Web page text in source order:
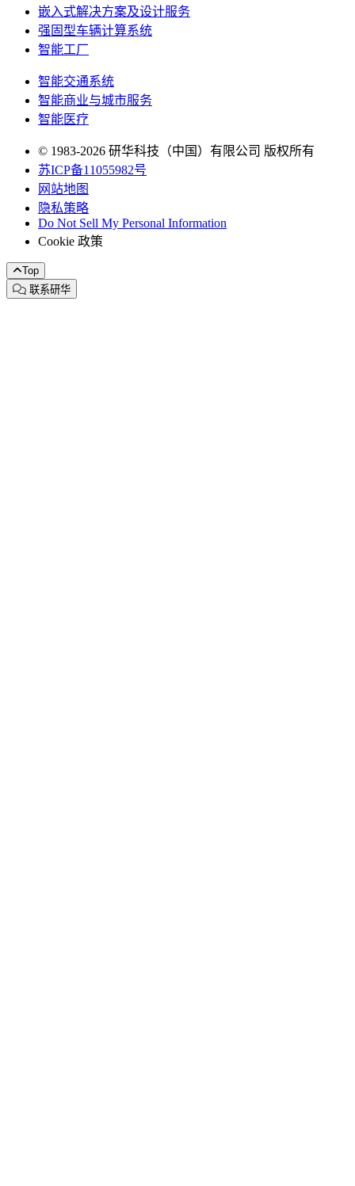
嵌入式解决方案及设计服务
强固型车辆计算系统
智能工厂
智能交通系统
智能商业与城市服务
智能医疗
© 1983-2026 研华科技（中国）有限公司 版权所有
苏ICP备11055982号
网站地图
隐私策略
Do Not Sell My Personal Information
Cookie 政策
Top
联系研华